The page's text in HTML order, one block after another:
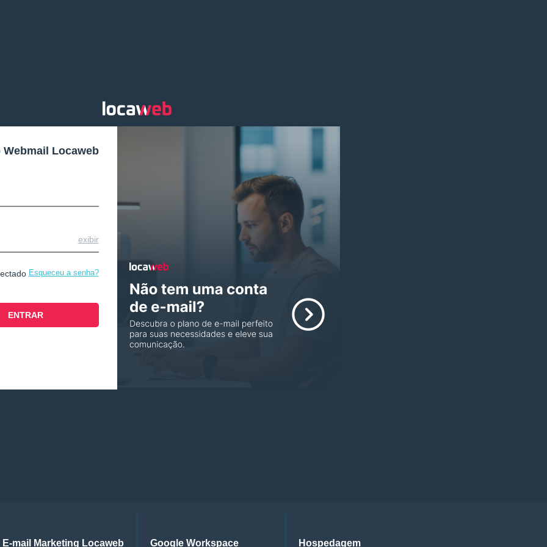
Webmail Locaweb
exibir
Esqueceu a senha?
E-mail Marketing Locaweb Google Workspace Hospedagem